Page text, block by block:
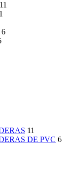
11
6
11
DE PVC 6